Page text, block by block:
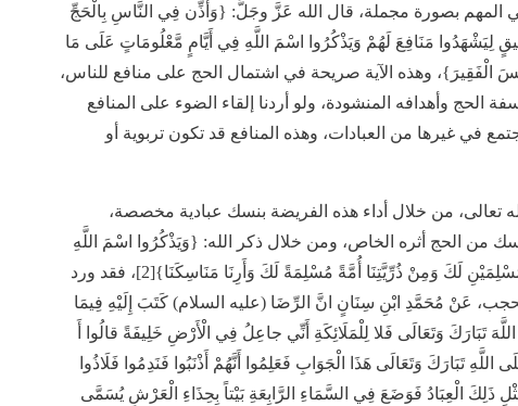
المهم بصورة مجملة، قال الله عَزَّ وجَلَّ: {وَأَذِّن فِي النَّاسِ بِالْحَجِّ
مَنَافِعَ لَهُمْ وَيَذْكُرُوا اسْمَ اللَّهِ فِي أَيَّامٍ مَّعْلُومَاتٍ عَلَى مَا
الْفَقِيرَ}، وهذه الآية صريحة في اشتمال الحج على منافع للناس،
الحج وأهدافه المنشودة، ولو أردنا إلقاء الضوء على المنافع
في غيرها من العبادات، وهذه المنافع قد تكون تربوية أو
تعالى، من خلال أداء هذه الفريضة بنسك عبادية مخصصة،
من الحج أثره الخاص، ومن خلال ذكر الله: {وَيَذْكُرُوا اسْمَ اللَّهِ
فِي أَيَّامٍ مَّعْلُومَاتٍ}، وقوله تعالى: {رَبَّنَا وَاجْعَلْنَا مُسْلِمَيْنِ لَكَ وَمِنْ ذُرِّيَّتِنَا أُمَّةً مُسْلِمَةً لَكَ وَأَرِنَا مَنَاسِكَنَا}[2]، فقد ورد
عَنْ مُحَمَّدِ ابْنِ سِنَانٍ انَّ الرِّضَا (عليه السلام) كَتَبَ إِلَيْهِ فِيمَا
وَتَعَالَى فَلا لِلْمَلَائِكَةِ أَنِّي جاعِلُ فِي الْأَرْضِ خَلِيفَةً قالُوا أَ
تَبَارَكَ وَتَعَالَى هَذَا الْجَوَابِ فَعَلِمُوا أَنَّهُمْ أَذْنَبُوا فَنَدِمُوا فَلَاذُوا
ذَلِكَ الْعِبَادُ فَوَضَعَ فِي السَّمَاءِ الرَّابِعَةِ بَيْتاً بِحِذَاءِ الْعَرْشِ يُسَمَّى